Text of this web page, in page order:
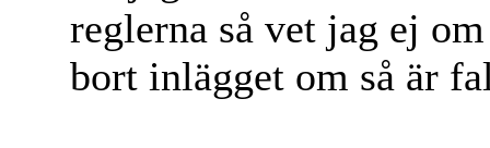
reglerna så vet jag ej
bort inlägget om så är